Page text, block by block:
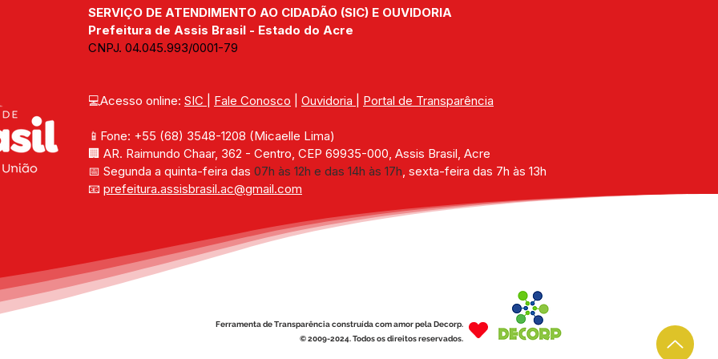
capacitação profissional
SERVIÇO DE ATENDIMENTO AO CIDADÃO (SIC) E OUVIDORIA
Prefeitura de Assis Brasil - Estado do Acre
CNPJ. 04.045.993/0001-79
💻Acesso online: SIC Fale Conosco Ouvidoria Portal de Transparência
📱Fone: +55 (68) 3548-1208 (Micaelle Lima)
🏢 AR. Raimundo Chaar, 362 - Centro, CEP 69935-000, Assis Brasil, Acre
📅 Segunda a quinta-feira das 07h às 12h e das 14h às 17h, sexta-feira das 7h às 13h
📧 prefeitura.assisbrasil.ac@gmail.com
Ferramenta de Transparência construída com amor pela Decorp.
© 2009-2024. Todos os direitos reservados.